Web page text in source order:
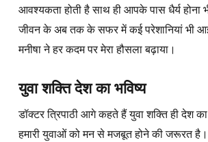
आवश्यकता होती है साथ ही आपके पास धैर्य
जीवन के अब तक के सफर में कई परेशानियां भी
मनीषा ने हर कदम पर मेरा हौसला बढ़ाया।
युवा शक्ति देश का भविष्य
डॉक्टर त्रिपाठी आगे कहते हैं युवा शक्ति ही देश
हमारी युवाओं को मन से मजबूत होने की जरूरत है।